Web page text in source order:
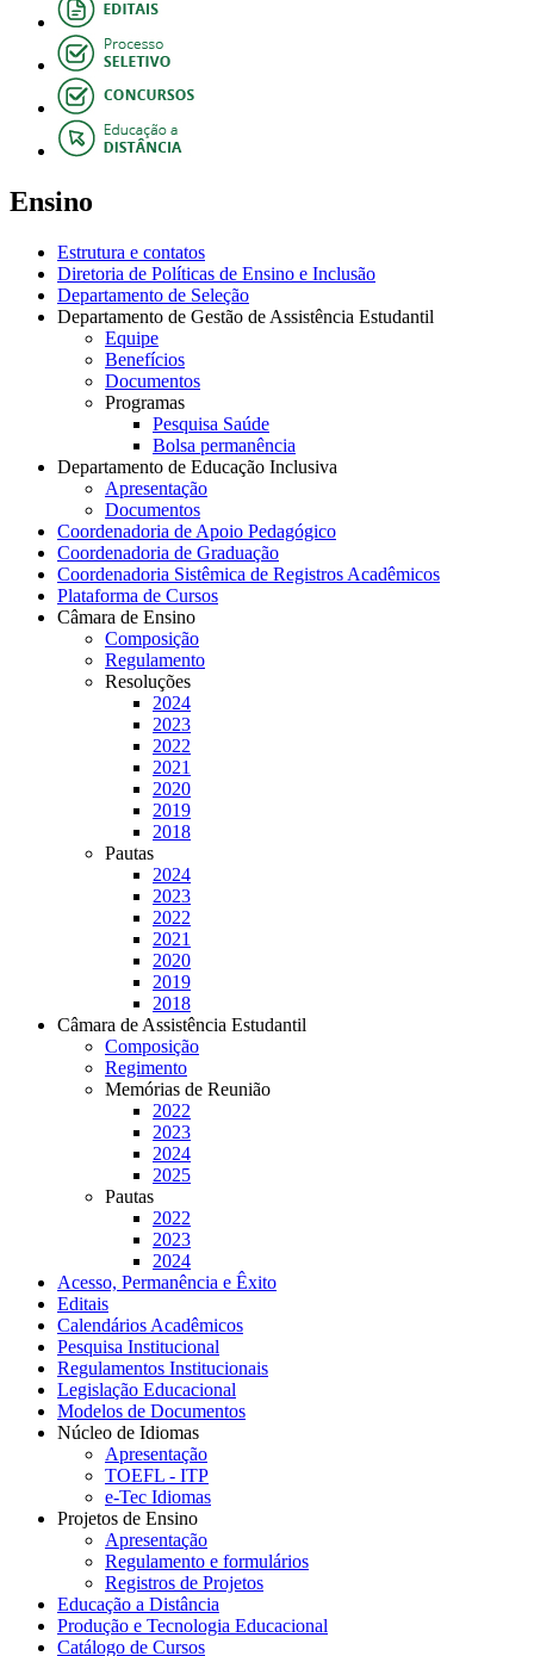
Ensino
Estrutura e contatos
Diretoria de Políticas de Ensino e Inclusão
Departamento de Seleção
Departamento de Gestão de Assistência Estudantil
Equipe
Benefícios
Documentos
Programas
Pesquisa Saúde
Bolsa permanência
Departamento de Educação Inclusiva
Apresentação
Documentos
Coordenadoria de Apoio Pedagógico
Coordenadoria de Graduação
Coordenadoria Sistêmica de Registros Acadêmicos
Plataforma de Cursos
Câmara de Ensino
Composição
Regulamento
Resoluções
2024
2023
2022
2021
2020
2019
2018
Pautas
2024
2023
2022
2021
2020
2019
2018
Câmara de Assistência Estudantil
Composição
Regimento
Memórias de Reunião
2022
2023
2024
2025
Pautas
2022
2023
2024
Acesso, Permanência e Êxito
Editais
Calendários Acadêmicos
Pesquisa Institucional
Regulamentos Institucionais
Legislação Educacional
Modelos de Documentos
Núcleo de Idiomas
Apresentação
TOEFL - ITP
e-Tec Idiomas
Projetos de Ensino
Apresentação
Regulamento e formulários
Registros de Projetos
Educação a Distância
Produção e Tecnologia Educacional
Catálogo de Cursos